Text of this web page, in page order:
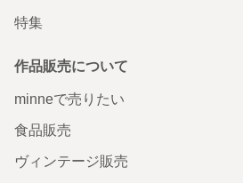
特集
作品販売について
minneで売りたい
食品販売
ヴィンテージ販売